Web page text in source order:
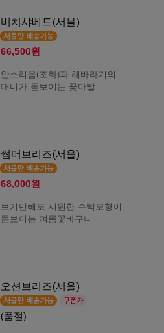
비치샤베트(서울)
66,500원
안스리움(조화)과 해바라기의
대비가 돋보이는 꽃다발
썸머브리즈(서울)
68,000원
보기만해도 시원한 수박모형이
돋보이는 여름꽃바구니
오션브리즈(서울)
(품절)